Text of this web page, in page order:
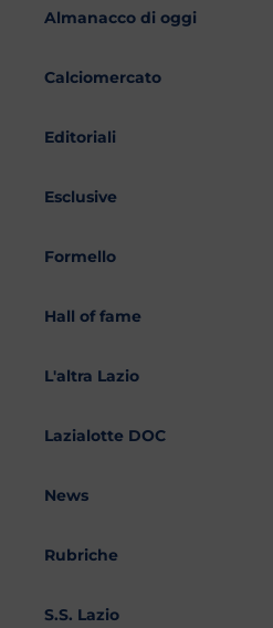
Almanacco di oggi
Calciomercato
Editoriali
Esclusive
Formello
Hall of fame
L'altra Lazio
Lazialotte DOC
News
Rubriche
S.S. Lazio